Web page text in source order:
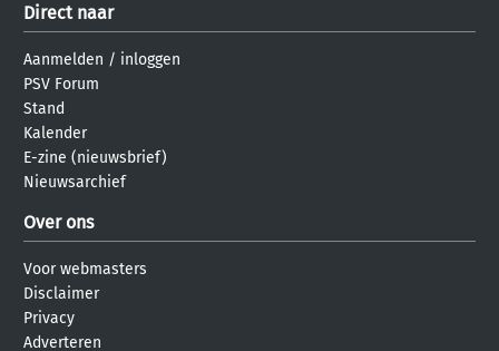
Direct naar
Aanmelden / inloggen
PSV Forum
Stand
Kalender
E-zine (nieuwsbrief)
Nieuwsarchief
Over ons
Voor webmasters
Disclaimer
Privacy
Adverteren